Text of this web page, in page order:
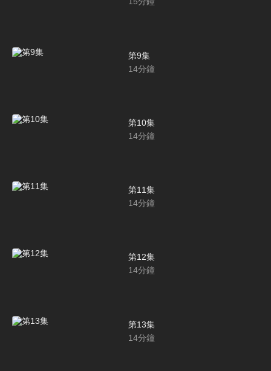
第9集
14分鐘
第10集
14分鐘
第11集
14分鐘
第12集
14分鐘
第13集
14分鐘